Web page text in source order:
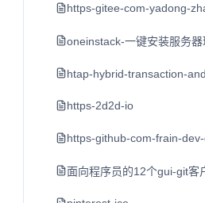
https-gitee-com-yadong-
oneinstack-一键安装服务器
htap-hybrid-transaction-
https-2d2d-io
https-github-com-frain-
面向程序员的12个gui-git客